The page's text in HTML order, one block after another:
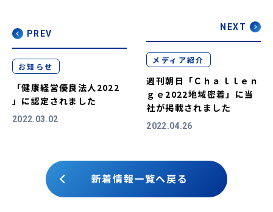
PREV
2022.03.02
お知らせ
「健康経営優良法人2022
」に認定されました
新着情報一覧へ戻る
NEXT
2022.04.26
メディア紹介
週刊朝日「Ｃｈａｌｌｅｎ
ｇｅ2022地域密着」に当
社が掲載されました